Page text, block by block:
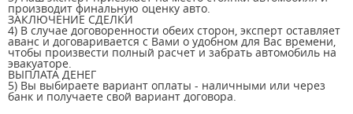
производит финальную оценку авто.
ЗАКЛЮЧЕНИЕ СДЕЛКИ
4) В случае договоренности обеих сторон, эксперт оставляет
аванс и договаривается с Вами о удобном для Вас времени,
чтобы произвести полный расчет и забрать автомобиль на
эвакуаторе.
ВЫПЛАТА ДЕНЕГ
5) Вы выбираете вариант оплаты - наличными или через
банк и получаете свой вариант договора.